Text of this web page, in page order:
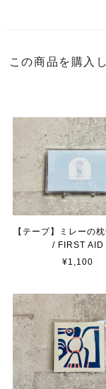
この商品を購入
【テープ】ミレーの
/ FIRST AID
¥1,100